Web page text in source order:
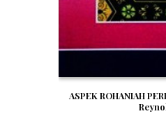
ASPEK ROHANIAH